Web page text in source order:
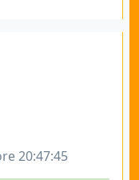
20:47:45